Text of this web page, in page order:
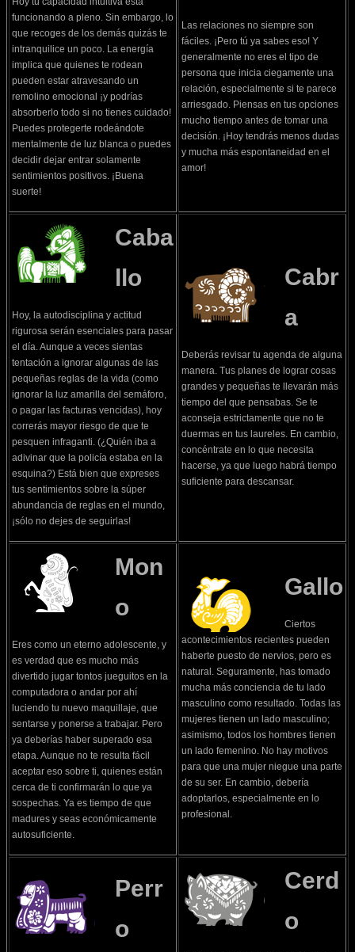
funcionando a pleno. Sin embargo, lo
que recoges de los demás quizás te
intranquilice un poco. La energía
implica que quienes te rodean
pueden estar atravesando un
remolino emocional ¡y podrías
absorberlo todo si no tienes cuidado!
Puedes protegerte rodeándote
mentalmente de luz blanca o puedes
decidir dejar entrar solamente
sentimientos positivos. ¡Buena
suerte!
Las relaciones no siempre son
fáciles. ¡Pero tú ya sabes eso! Y
generalmente no eres el tipo de
persona que inicia ciegamente una
relación, especialmente si te parece
arriesgado. Piensas en tus opciones
mucho tiempo antes de tomar una
decisión. ¡Hoy tendrás menos dudas
y mucha más espontaneidad en el
amor!
Caba
llo
Hoy, la autodisciplina y actitud
rigurosa serán esenciales para pasar
el día. Aunque a veces sientas
tentación a ignorar algunas de las
pequeñas reglas de la vida (como
ignorar la luz amarilla del semáforo,
o pagar las facturas vencidas), hoy
correrás mayor riesgo de que te
pesquen infraganti. (¿Quién iba a
adivinar que la policía estaba en la
esquina?) Está bien que expreses
tus sentimientos sobre la súper
abundancia de reglas en el mundo,
¡sólo no dejes de seguirlas!
Cabr
a
Deberás revisar tu agenda de alguna
manera. Tus planes de lograr cosas
grandes y pequeñas te llevarán más
tiempo del que pensabas. Se te
aconseja estrictamente que no te
duermas en tus laureles. En cambio,
concéntrate en lo que necesita
hacerse, ya que luego habrá tiempo
suficiente para descansar.
Mon
o
Eres como un eterno adolescente, y
es verdad que es mucho más
divertido jugar tontos jueguitos en la
computadora o andar por ahí
luciendo tu nuevo maquillaje, que
sentarse y ponerse a trabajar. Pero
ya deberías haber superado esa
etapa. Aunque no te resulta fácil
aceptar eso sobre ti, quienes están
cerca de ti confirmarán lo que ya
sospechas. Ya es tiempo de que
madures y seas económicamente
autosuficiente.
Gallo
Ciertos
acontecimientos recientes pueden
haberte puesto de nervios, pero es
natural. Seguramente, has tomado
mucha más conciencia de tu lado
masculino como resultado. Todas las
mujeres tienen un lado masculino;
asimismo, todos los hombres tienen
un lado femenino. No hay motivos
para que una mujer niegue una parte
de su ser. En cambio, debería
adoptarlos, especialmente en lo
profesional.
Perr
o
Cerd
o